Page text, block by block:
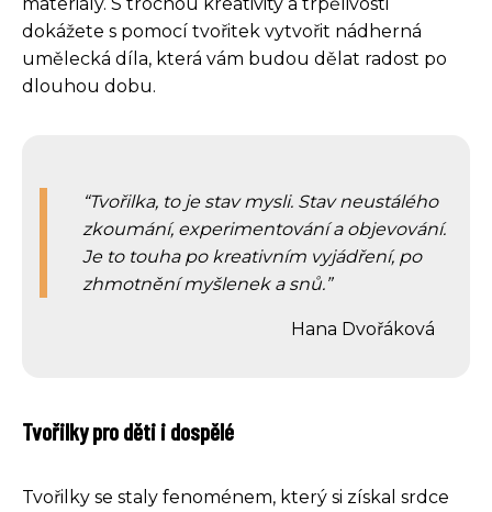
dokážete s pomocí tvořitek vytvořit nádherná
umělecká díla, která vám budou dělat radost po
dlouhou dobu.
Tvořilka, to je stav mysli. Stav neustálého
zkoumání, experimentování a objevování.
Je to touha po kreativním vyjádření, po
zhmotnění myšlenek a snů.
Hana Dvořáková
Tvořilky pro děti i dospělé
Tvořilky se staly fenoménem, který si získal srdce